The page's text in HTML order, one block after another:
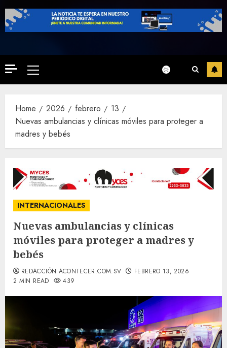
Primary
Menu
Home 2026 febrero
13
Nuevas ambulancias y clínicas móviles para proteger a
madres y bebés
INTERNACIONALES
Nuevas ambulancias y clínicas
móviles para proteger a madres y
bebés
REDACCIÓN ACONTECER.COM.SV
FEBRERO 13, 2026
2 MIN READ
439